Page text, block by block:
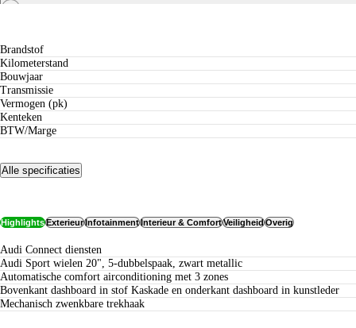
Brandstof
Kilometerstand
Bouwjaar
Transmissie
Vermogen (pk)
Kenteken
BTW/Marge
Alle specificaties
HighlightsExterieurInfotainmentInterieur & ComfortVeiligheidOverig
Audi Connect diensten
Audi Sport wielen 20", 5-dubbelspaak, zwart metallic
Automatische comfort airconditioning met 3 zones
Bovenkant dashboard in stof Kaskade en onderkant dashboard in kunstleder
Mechanisch zwenkbare trekhaak